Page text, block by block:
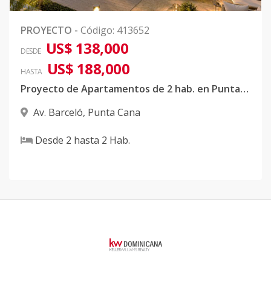
PROYECTO - Código: 413652
DESDE US$ 138,000
HASTA US$ 188,000
Proyecto de Apartamentos de 2 hab. en Punta Cana
Av. Barceló, Punta Cana
Desde 2 hasta 2 Hab.